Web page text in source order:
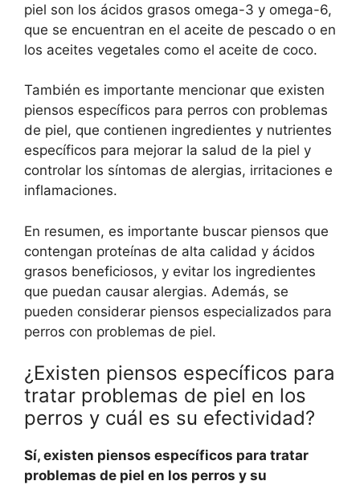
piel son los ácidos grasos omega-3 y omega-6,
que se encuentran en el aceite de pescado o en
los aceites vegetales como el aceite de coco.
También es importante mencionar que existen
piensos específicos para perros con problemas
de piel, que contienen ingredientes y nutrientes
específicos para mejorar la salud de la piel y
controlar los síntomas de alergias, irritaciones e
inflamaciones.
En resumen, es importante buscar piensos que
contengan proteínas de alta calidad y ácidos
grasos beneficiosos, y evitar los ingredientes
que puedan causar alergias. Además, se
pueden considerar piensos especializados para
perros con problemas de piel.
¿Existen piensos específicos para
tratar problemas de piel en los
perros y cuál es su efectividad?
Sí, existen piensos específicos para tratar
problemas de piel en los perros y su